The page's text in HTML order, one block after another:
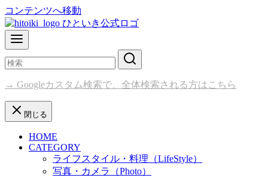
コンテンツへ移動
→ Googleカスタム検索で、全体検索される方はこちら
閉じる
HOME
CATEGORY
ライフスタイル・料理（LifeStyle）
写真・カメラ（Photo）